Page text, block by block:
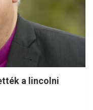
a lincolni